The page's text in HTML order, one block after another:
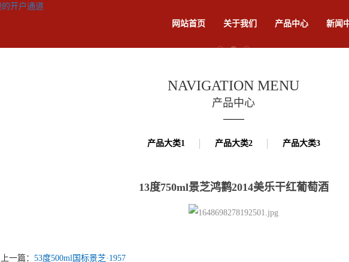
网站首页 关于我们 产品中心 新闻
NAVIGATION MENU
产品中心
产品大类1 产品大类2 产品大类3
13度750ml景芝鸿鹳2014美乐干红葡萄酒
上一篇： 53度500ml国标景芝·1957